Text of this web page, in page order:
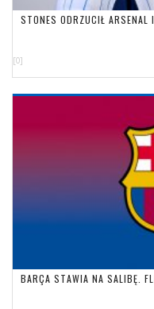
STONES ODRZUCIŁ ARSENAL
[0]
BARÇA STAWIA NA SALIBĘ.